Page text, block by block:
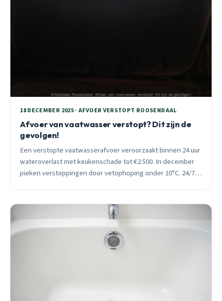
18 DECEMBER 2025 · AFVOER VERSTOPT ROOSENDAAL
Afvoer van vaatwasser verstopt? Dit zijn de
gevolgen!
Een verstopte vaatwasserafvoer veroorzaakt binnen 24 uur
wateroverlast met keukenschade tot €2.500. In december
pieken verstoppingen door vetophoping onder 10°C. 24/7